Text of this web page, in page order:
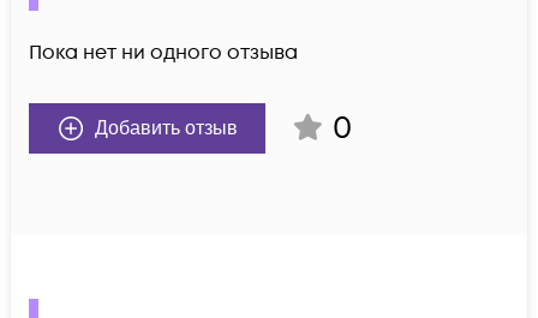
Пока нет ни одного отзыва
Добавить отзыв 0